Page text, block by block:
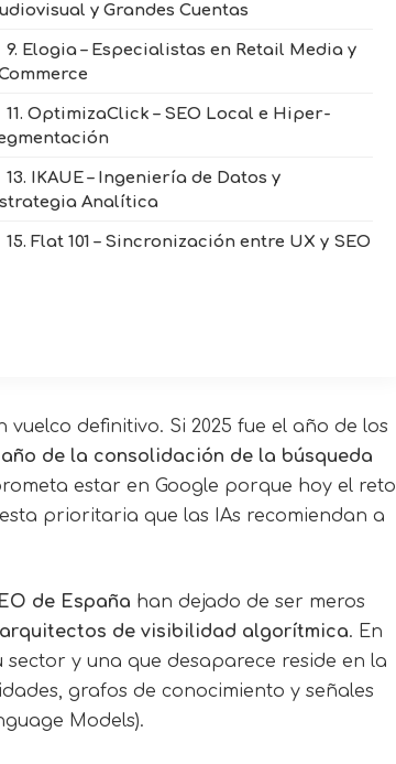
y Grandes Cuentas
9. Elogia – Especialistas en Retail Media y
11. OptimizaClick – SEO Local e Hiper-
13. IKAUE – Ingeniería de Datos y
Analítica
15. Flat 101 – Sincronización entre UX y SEO
definitivo. Si 2025 fue el año de los
año de la consolidación de la búsqueda
estar en Google porque hoy el reto
prioritaria que las IAs recomiendan a
de España han dejado de ser meros
arquitectos de visibilidad algorítmica. En
y una que desaparece reside en la
grafos de conocimiento y señales
Models).